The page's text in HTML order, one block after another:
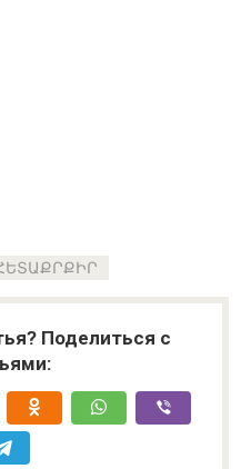
Поделиться с